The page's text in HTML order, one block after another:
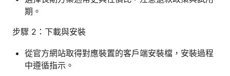
期。
步驟 2：下載與安裝
從官方網站取得對應裝置的客戶端安裝檔，安裝過程
中遵循指示。